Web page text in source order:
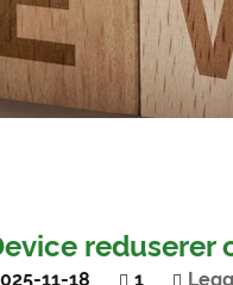
11-18 1